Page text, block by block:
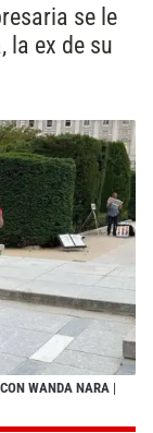
se le
la ex de su
WANDA NARA |